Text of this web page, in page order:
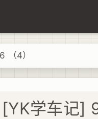
（4）
[YK学车记]